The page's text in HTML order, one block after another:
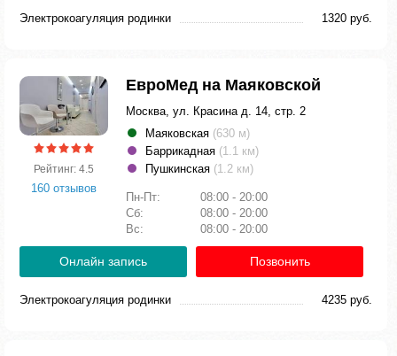
Электрокоагуляция родинки
1320 руб.
Рейтинг: 4.5
160 отзывов
ЕвроМед на Маяковской
Москва, ул. Красина д. 14, стр. 2
Маяковская (630 м)
Баррикадная (1.1 км)
Пушкинская (1.2 км)
Пн-Пт:
08:00 - 20:00
Сб:
08:00 - 20:00
Вс:
08:00 - 20:00
Онлайн запись Позвонить
Электрокоагуляция родинки 4235 руб.